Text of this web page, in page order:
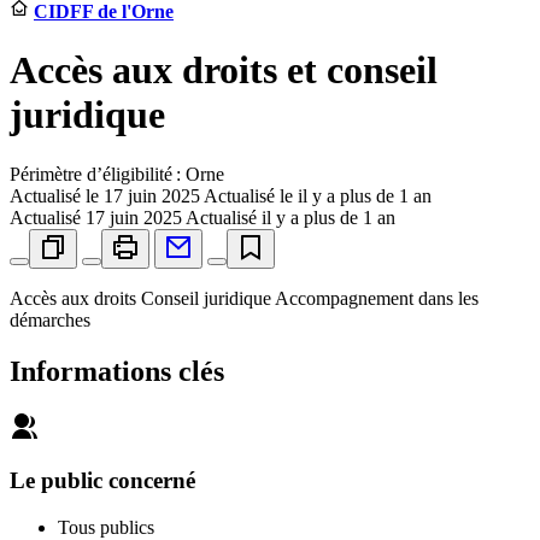
CIDFF de l'Orne
Accès aux droits et conseil
juridique
Périmètre d’éligibilité : Orne
Actualisé le 17 juin 2025 Actualisé le il y a plus de 1 an
Actualisé 17 juin 2025 Actualisé il y a plus de 1 an
Accès aux droits Conseil juridique Accompagnement dans les
démarches
Informations clés
Le public concerné
Tous publics